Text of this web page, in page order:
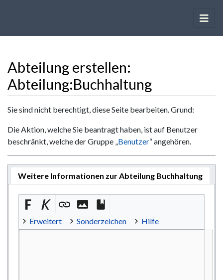
Abteilung erstellen:
Abteilung:Buchhaltung
Wechseln zu: Navigation ,Suche
Sie sind nicht berechtigt, diese Seite bearbeiten. Grund:
Die Aktion, welche Sie beantragt haben, ist auf Benutzer
beschränkt, welche der Gruppe „Benutzer“ angehören.
Weitere Informationen zur Abteilung Buchhaltung
Erweitert Sonderzeichen Hilfe